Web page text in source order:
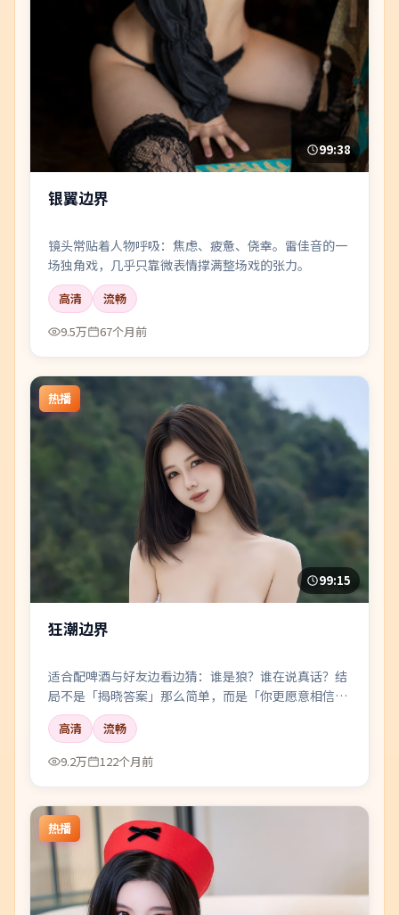
99:38
银翼边界
镜头常贴着人物呼吸：焦虑、疲惫、侥幸。雷佳音的一
场独角戏，几乎只靠微表情撑满整场戏的张力。
高清
流畅
9.5万
67个月前
热播
99:15
狂潮边界
适合配啤酒与好友边看边猜：谁是狼？谁在说真话？结
局不是「揭晓答案」那么简单，而是「你更愿意相信
谁」。
高清
流畅
9.2万
122个月前
热播